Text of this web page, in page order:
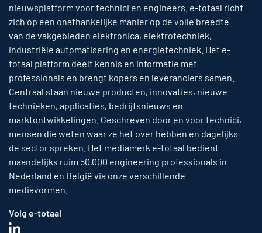
nieuwsplatform voor technici en engineers. e-totaal richt
zich op een onafhankelijke manier op de volle breedte
van de vakgebieden elektronica, elektrotechniek,
industriële automatisering en energietechniek. Het e-
totaal platform deelt kennis en informatie met
professionals en brengt kopers en leveranciers samen.
Centraal staan nieuwe producten, innovaties, nieuwe
technieken, applicaties, bedrijfsnieuws en
marktontwikkelingen. Geschreven door en voor technici,
mensen die weten waar ze het over hebben en dagelijks
de sector spreken. Het mediamerk e-totaal bedient
maandelijks ruim 50,000 engineering professionals in
Nederland en België via onze verschillende
mediavormen.
Volg e-totaal